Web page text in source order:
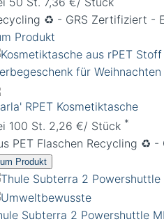
♻️ - GRS Zertifiziert -
Produkt
RPET Kosmetiktasche
100 St. 2,26 €/ Stück *
PET Flaschen Recycling ♻️ -
Produkt
Subterra 2 Powershuttle